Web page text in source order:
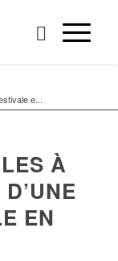
e...
À
EN